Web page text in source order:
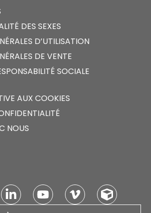
DES SEXES
D’UTILISATION
DE VENTE
SOCIALE
AUX COOKIES
NOUS